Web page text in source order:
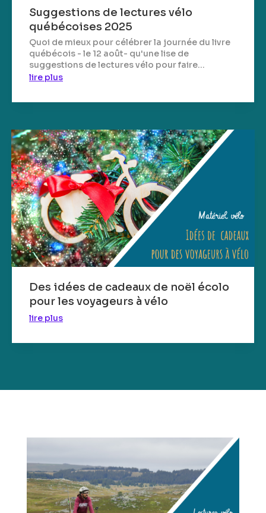
Suggestions de lectures vélo
québécoises 2025
Quoi de mieux pour célébrer la journée du livre
québécois - le 12 août- qu'une lise de
suggestions de lectures vélo pour faire...
lire plus
Des idées de cadeaux de noël écolo
pour les voyageurs à vélo
lire plus